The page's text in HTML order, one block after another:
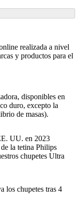
realizada a nivel
y productos para el
disponibles en
duro, excepto la
de masas).
UU. en 2023
la tetina Philips
chupetes Ultra
los chupetes tras 4